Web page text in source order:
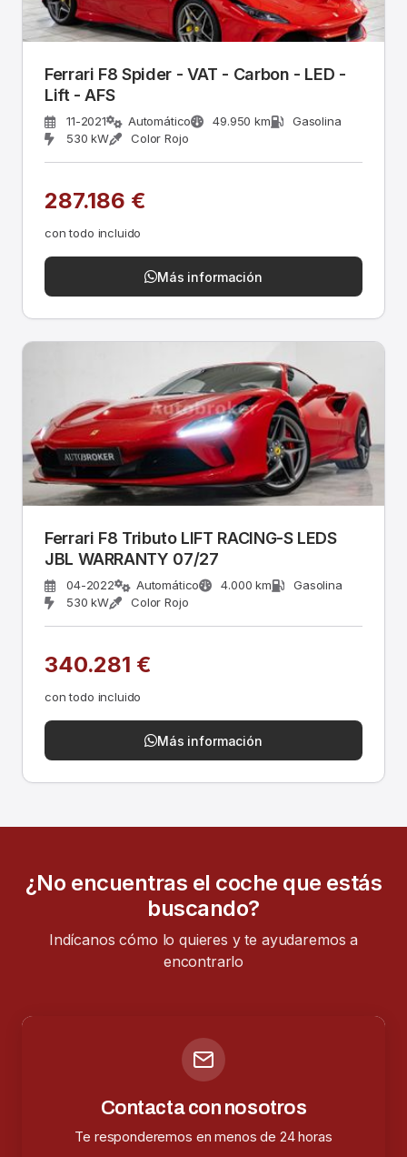
Ferrari F8 Spider - VAT - Carbon - LED -
Lift - AFS
11-2021 Automático 49.950 km
Gasolina
530 kW
Color Rojo
287.186 €
con todo incluido
Más información
Ferrari F8 Tributo LIFT RACING-S LEDS
JBL WARRANTY 07/27
04-2022 Automático 4.000 km
Gasolina
530 kW
Color Rojo
340.281 €
con todo incluido
Más información
¿No encuentras el coche que estás
buscando?
Indícanos cómo lo quieres y te ayudaremos a
encontrarlo
Contacta con nosotros
Te responderemos en menos de 24 horas